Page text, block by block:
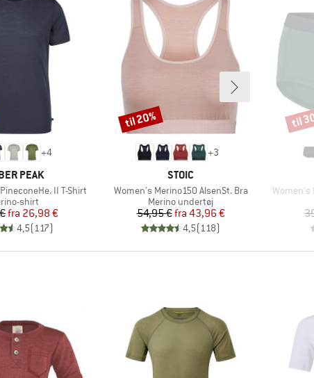
+4
PEAK
II T-Shirt
shirt
Pris
Nedsat pris
fra 26,98 €
4,5(117)
+3
MÆRKE
STOIC
Artikel
Women's Merino150 AlsenSt. Bra
Produktgruppe
Merino undertøj
Pris
54,95 € Nedsat pris
fra 43,96 €
4,5(118)
Rabat
til 20%
Artikel
Women's
Rabat
til